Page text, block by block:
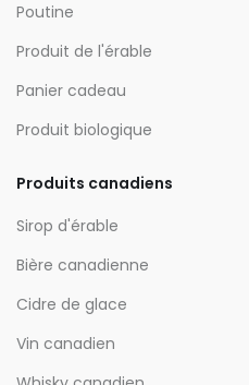
Poutine
Produit de l'érable
Panier cadeau
Produit biologique
Produits canadiens
Sirop d'érable
Bière canadienne
Cidre de glace
Vin canadien